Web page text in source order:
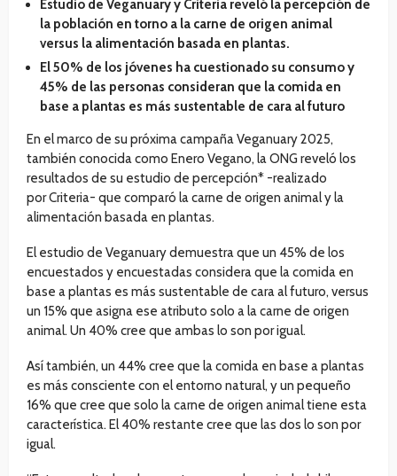
Estudio de Veganuary y Criteria reveló la percepción de
la población en torno a la carne de origen animal
versus la alimentación basada en plantas.
El 50% de los jóvenes ha cuestionado su consumo y
45% de las personas consideran que la comida en
base a plantas es más sustentable de cara al futuro
En el marco de su próxima campaña Veganuary 2025,
también conocida como Enero Vegano, la ONG reveló los
resultados de su estudio de percepción* -realizado
por Criteria- que comparó la carne de origen animal y la
alimentación basada en plantas.
El estudio de Veganuary demuestra que un 45% de los
encuestados y encuestadas considera que la comida en
base a plantas es más sustentable de cara al futuro, versus
un 15% que asigna ese atributo solo a la carne de origen
animal. Un 40% cree que ambas lo son por igual.
Así también, un 44% cree que la comida en base a plantas
es más consciente con el entorno natural, y un pequeño
16% que cree que solo la carne de origen animal tiene esta
característica. El 40% restante cree que las dos lo son por
igual.